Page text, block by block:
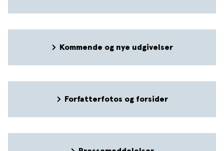
Kommende og nye udgivelser
Forfatterfotos og forsider